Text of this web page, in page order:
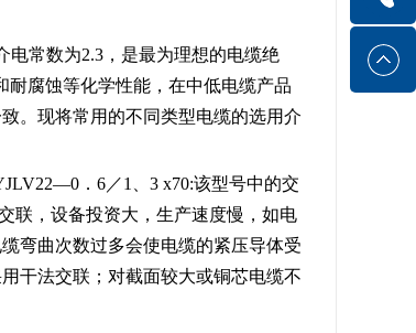
电常数为2.3，是最为理想的电缆绝
耐腐蚀等化学性能，在中低电缆产品
。现将常用的不同类型电缆的选用介
．6／1、3 x70:该型号中的交
联，设备投资大，生产速度慢，如电
弯曲次数过多会使电缆的紧压导体受
干法交联；对截面较大或铜芯电缆不